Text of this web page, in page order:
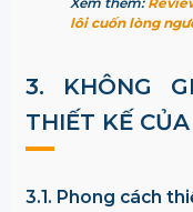
lôi cuốn lòng
3. KHÔNG
THIẾT KẾ
3.1. Phong cách